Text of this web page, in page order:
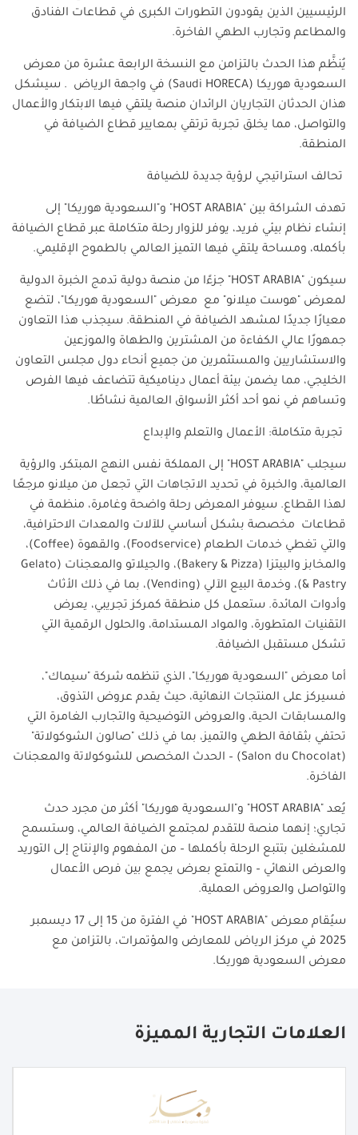
الرئيسيين الذين يقودون التطورات الكبرى في قطاعات الفنادق
والمطاعم وتجارب الطهي الفاخرة.
يُنظَّم هذا الحدث بالتزامن مع النسخة الرابعة عشرة من معرض
السعودية هوريكا (Saudi HORECA) في واجهة الرياض . سيشكل
هذان الحدثان التجاريان الرائدان منصة يلتقي فيها الابتكار والأعمال
والتواصل، مما يخلق تجربة ترتقي بمعايير قطاع الضيافة في
المنطقة.
تحالف استراتيجي لرؤية جديدة للضيافة
تهدف الشراكة بين " HOST ARABIA " و"السعودية هوريكا" إلى
إنشاء نظام بيئي فريد، يوفر للزوار رحلة متكاملة عبر قطاع الضيافة
بأكمله، ومساحة يلتقي فيها التميز العالمي بالطموح الإقليمي.
سيكون " HOST ARABIA " جزءًا من منصة دولية تدمج الخبرة الدولية
لمعرض "هوست ميلانو" مع معرض "السعودية هوريكا"، لتضع
معيارًا جديدًا لمشهد الضيافة في المنطقة. سيجذب هذا التعاون
جمهورًا عالي الكفاءة من المشترين والطهاة والموزعين
والاستشاريين والمستثمرين من جميع أنحاء دول مجلس التعاون
الخليجي، مما يضمن بيئة أعمال ديناميكية تتضاعف فيها الفرص
وتساهم في نمو أحد أكثر الأسواق العالمية نشاطًا.
تجربة متكاملة: الأعمال والتعلم والإبداع
سيجلب " HOST ARABIA " إلى المملكة نفس النهج المبتكر، والرؤية
العالمية، والخبرة في تحديد الاتجاهات التي تجعل من ميلانو مرجعًا
لهذا القطاع. سيوفر المعرض رحلة واضحة وغامرة، منظمة في
قطاعات مخصصة بشكل أساسي للآلات والمعدات الاحترافية،
والتي تغطي خدمات الطعام (Foodservice) ، والقهوة (Coffee)
،
والمخابز والبيتزا (Bakery & Pizza) ، والجيلاتو والمعجنات
(Gelato
& Pastry) ، وخدمة البيع الآلي (Vending)
، بما في ذلك الأثاث
وأدوات المائدة. ستعمل كل منطقة كمركز تجريبي، يعرض
التقنيات المتطورة، والمواد المستدامة، والحلول الرقمية التي
تشكل مستقبل الضيافة.
أما معرض "السعودية هوريكا"، الذي تنظمه شركة "سيماك"،
فسيركز على المنتجات النهائية، حيث يقدم عروض التذوق،
والمسابقات الحية، والعروض التوضيحية والتجارب الغامرة التي
تحتفي بثقافة الطهي والتميز، بما في ذلك "صالون الشوكولاتة
(Salon du Chocolat) –
الحدث المخصص للشوكولاتة والمعجنات
الفاخرة.
يُعد " HOST ARABIA " و"السعودية هوريكا" أكثر من مجرد حدث
تجاري؛ إنهما منصة للتقدم لمجتمع الضيافة العالمي، وستسمح
للمشغلين بتتبع الرحلة بأكملها – من المفهوم والإنتاج إلى التوريد
والعرض النهائي – والتمتع بعرض يجمع بين فرص الأعمال
والتواصل والعروض العملية.
سيُقام معرض " HOST ARABIA
" في الفترة من 15 إلى 17 ديسمبر
2025 في مركز الرياض للمعارض والمؤتمرات، بالتزامن مع
معرض السعودية هوريكا.
العلامات التجارية المميزة